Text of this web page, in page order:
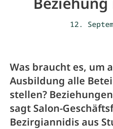
12.
Was braucht es, um
Ausbildung alle
stellen?
sagt Salon-
Bezirgiannidis aus